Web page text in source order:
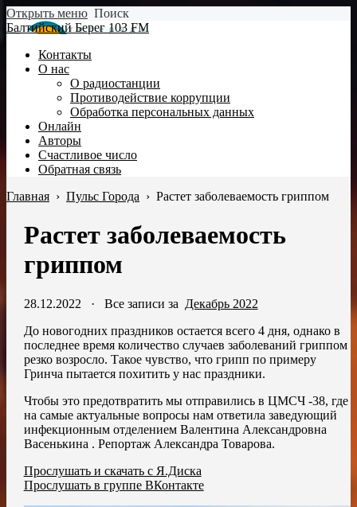
Открыть меню Поиск
Балтийский Берег 103 FM
Контакты
О нас
О радиостанции
Противодействие коррупции
Обработка персональных данных
Онлайн
Авторы
Счастливое число
Обратная связь
Главная › Пульс Города › Растет заболеваемость гриппом
Растет заболеваемость
гриппом
28.12.2022 · Все записи за Декабрь 2022
До новогодних праздников остается всего 4 дня, однако в
последнее время количество случаев заболеваний гриппом
резко возросло. Такое чувство, что грипп по примеру
Гринча пытается похитить у нас праздники.
Чтобы это предотвратить мы отправились в ЦМСЧ -38, где
на самые актуальные вопросы нам ответила заведующий
инфекционным отделением Валентина Александровна
Васенькина . Репортаж Александра Товарова.
Прослушать и скачать с Я.Диска
Прослушать в группе ВКонтакте